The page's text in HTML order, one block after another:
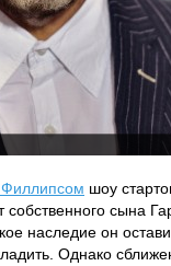
шоу
собственного сына
наследие он
Однако